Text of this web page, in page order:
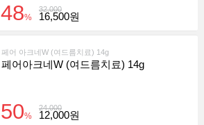
32,000
48% 16,500원
페어 아크네W (여드름치료) 14g
페어아크네W (여드름치료) 14g
24,000
50% 12,000원